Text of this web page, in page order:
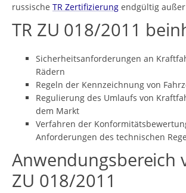
russische TR Zertifizierung endgültig
TR ZU 018/2011
Sicherheitsanforderungen an
Rädern
Regeln der Kennzeichnung von
Regulierung des Umlaufs von
dem Markt
Verfahren der
Anforderungen des technischen
Anwendungsbereich
ZU 018/2011